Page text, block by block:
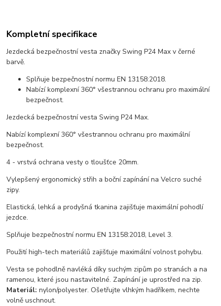
Kompletní specifikace
Jezdecká bezpečnostní vesta značky Swing P24 Max v černé
barvě.
Splňuje bezpečnostní normu EN 13158:2018.
Nabízí komplexní 360° všestrannou ochranu pro maximální
bezpečnost.
Jezdecká bezpečnostní vesta Swing P24 Max.
Nabízí komplexní 360° všestrannou ochranu pro maximální
bezpečnost.
4 - vrstvá ochrana vesty o tloušťce 20mm.
Vylepšený ergonomický střih a boční zapínání na Velcro suché
zipy.
Elastická, lehká a prodyšná tkanina zajišťuje maximální pohodlí
jezdce.
Splňuje bezpečnostní normu EN 13158:2018, Level 3.
Použití high-tech materiálů zajišťuje maximální volnost pohybu.
Vesta se pohodlně navléká díky suchým zipům po stranách a na
ramenou, které jsou nastavitelné. Zapínání je uprostřed na zip.
Materiál: nylon/polyester. Ošetřujte vlhkým hadříkem, nechte
volně uschnout.